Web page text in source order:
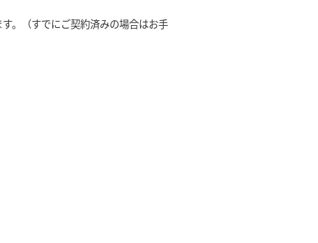
。（すでにご契約済みの場合はお手